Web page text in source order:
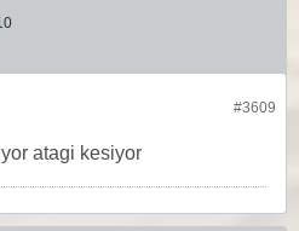
#3609
atagi kesiyor